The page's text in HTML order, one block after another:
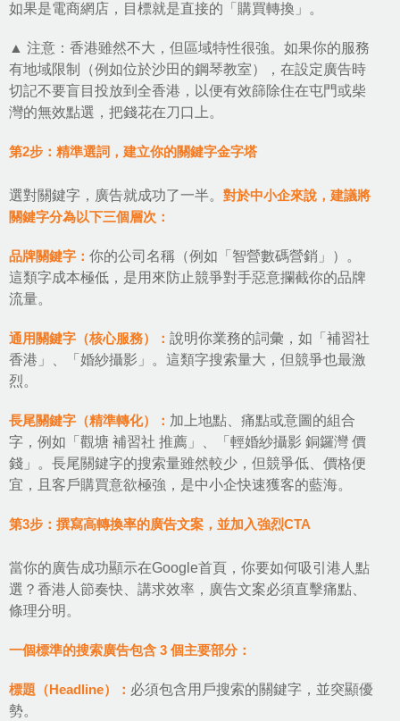
如果是電商網店，目標就是直接的「購買轉換」。
▲ 注意：香港雖然不大，但區域特性很強。如果你的服務
有地域限制（例如位於沙田的鋼琴教室），在設定廣告時
切記不要盲目投放到全香港，以便有效篩除住在屯門或柴
灣的無效點選，把錢花在刀口上。
第2步：精準選詞，建立你的關鍵字金字塔
選對關鍵字，廣告就成功了一半。 對於中小企來說，建議將
關鍵字分為以下三個層次：
品牌關鍵字： 你的公司名稱（例如「智營數碼營銷」）。
這類字成本極低，是用來防止競爭對手惡意攔截你的品牌
流量。
通用關鍵字（核心服務）： 說明你業務的詞彙，如「補習社
香港」、「婚紗攝影」。這類字搜索量大，但競爭也最激
烈。
長尾關鍵字（精準轉化）： 加上地點、痛點或意圖的組合
字，例如「觀塘 補習社 推薦」、「輕婚紗攝影 銅鑼灣 價
錢」。長尾關鍵字的搜索量雖然較少，但競爭低、價格便
宜，且客戶購買意欲極強，是中小企快速獲客的藍海。
第3步：撰寫高轉換率的廣告文案，並加入強烈CTA
當你的廣告成功顯示在Google首頁，你要如何吸引港人點
選？香港人節奏快、講求效率，廣告文案必須直擊痛點、
條理分明。
一個標準的搜索廣告包含 3 個主要部分：
標題（Headline）： 必須包含用戶搜索的關鍵字，並突顯優
勢。